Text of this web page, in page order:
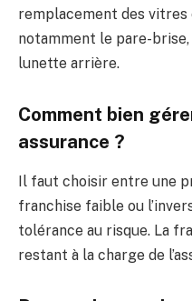
remplacement des vitres
notamment le pare-
lunette arrière.
Comment bien
assurance ?
Il faut choisir entre une
franchise faible ou
tolérance au risque. La
restant à la charge de